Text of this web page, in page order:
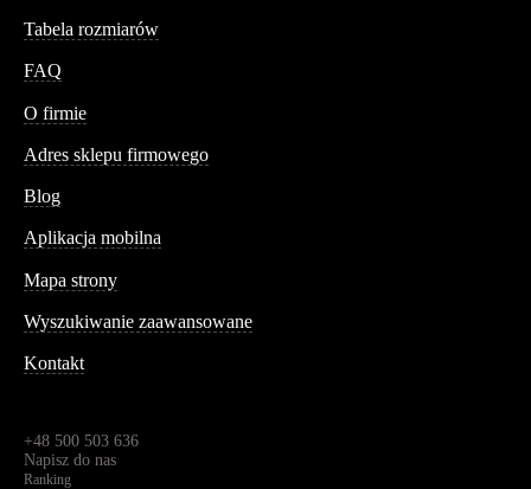
Tabela rozmiarów
FAQ
O firmie
Adres sklepu firmowego
Blog
Aplikacja mobilna
Mapa strony
Wyszukiwanie zaawansowane
Kontakt
+48 500 503 636
Napisz do nas
Ranking